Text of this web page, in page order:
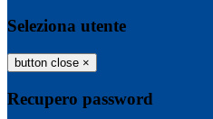
Seleziona utente
button close ×
Recupero password